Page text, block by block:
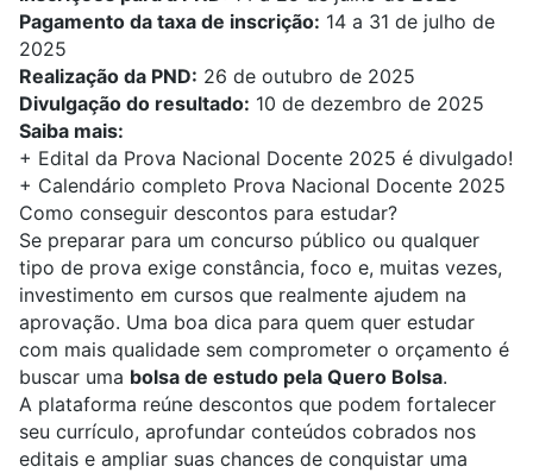
Pagamento da taxa de inscrição: 14 a 31 de julho de
2025
Realização da PND: 26 de outubro de 2025
Divulgação do resultado: 10 de dezembro de 2025
Saiba mais:
+ Edital da Prova Nacional Docente 2025 é divulgado!
+ Calendário completo Prova Nacional Docente 2025
Como conseguir descontos para estudar?
Se preparar para um concurso público ou qualquer
tipo de prova exige constância, foco e, muitas vezes,
investimento em cursos que realmente ajudem na
aprovação. Uma boa dica para quem quer estudar
com mais qualidade sem comprometer o orçamento é
buscar uma bolsa de estudo pela Quero Bolsa.
A plataforma reúne descontos que podem fortalecer
seu currículo, aprofundar conteúdos cobrados nos
editais e ampliar suas chances de conquistar uma